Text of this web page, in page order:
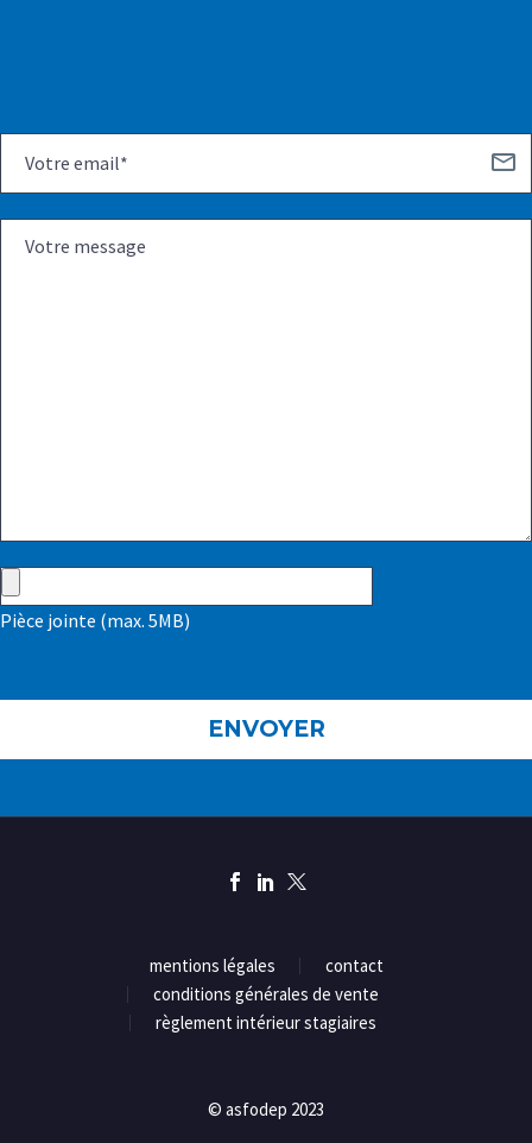
Pièce jointe (max. 5MB)
mentions légales
contact
conditions générales de vente
règlement intérieur stagiaires
© asfodep 2023